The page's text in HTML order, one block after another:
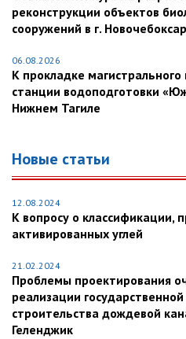
реконструкции объектов
сооружений в г.
06.08.2026
К прокладке
станции водоподготовки
Нижнем Тагиле
Новые статьи
12.08.2024
К вопросу о классификации,
активированных углей
21.02.2024
Проблемы проектирования
реализации
строительства дождевой
Геленджик